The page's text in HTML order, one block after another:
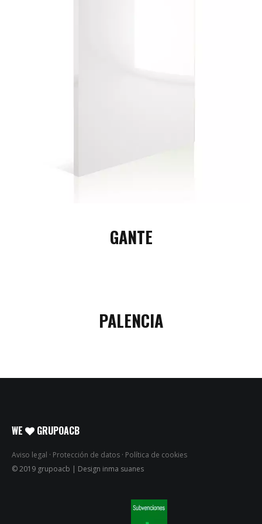
GANTE
PALENCIA
WE GRUPOACB
Aviso legal · Protección de datos · Política de cookies
© 2019 grupoacb | Design inma suanes